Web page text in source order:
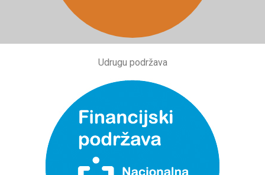
Udrugu podržava